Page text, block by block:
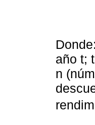
año t;
n